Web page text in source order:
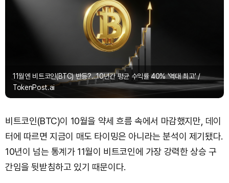
11월엔 비트코인(BTC) 반등?…10년간 평균 수익률 40% '역대 최고' /
TokenPost.ai
비트코인(BTC)이 10월을 약세 흐름 속에서 마감했지만, 데이
터에 따르면 지금이 매도 타이밍은 아니라는 분석이 제기됐다.
10년이 넘는 통계가 11월이 비트코인에 가장 강력한 상승 구
간임을 뒷받침하고 있기 때문이다.